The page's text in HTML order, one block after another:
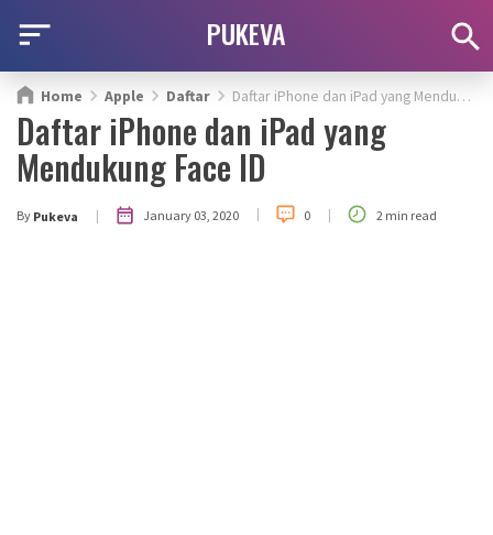
PUKEVA
Home Apple Daftar Daftar iPhone dan iPad yang Mendukung Face ID
Daftar iPhone dan iPad yang
Mendukung Face ID
By Pukeva | January 03, 2020 | 0 | 2 min read